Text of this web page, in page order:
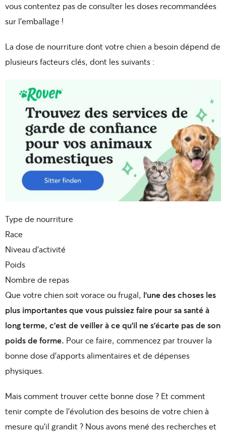
vous contentez pas de consulter les doses recommandées
sur l’emballage !
La dose de nourriture dont votre chien a besoin dépend de
plusieurs facteurs clés, dont les suivants :
Type de nourriture
Race
Niveau d’activité
Poids
Nombre de repas
Que votre chien soit vorace ou frugal, l’une des choses les
plus importantes que vous puissiez faire pour sa santé à
long terme, c’est de veiller à ce qu’il ne s’écarte pas de son
poids de forme. Pour ce faire, commencez par trouver la
bonne dose d’apports alimentaires et de dépenses
physiques.
Mais comment trouver cette bonne dose ? Et comment
tenir compte de l’évolution des besoins de votre chien à
mesure qu’il grandit ? Nous avons mené des recherches et